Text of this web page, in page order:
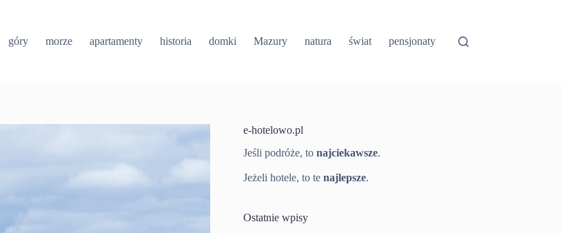
góry morze apartamenty historia domki Mazury natura świat pensjonaty
e-hotelowo.pl
Jeśli podróże, tonajciekawsze.
Jeżeli hotele, to tenajlepsze.
Ostatnie wpisy